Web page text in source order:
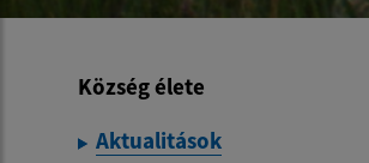
Község élete
Aktualitások